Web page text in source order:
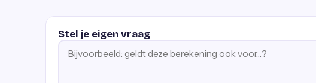
Stel je eigen vraag